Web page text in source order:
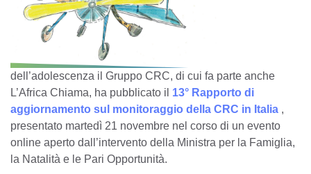
dell’adolescenza il Gruppo CRC, di cui fa parte anche
L’Africa Chiama, ha pubblicato il 13° Rapporto di
aggiornamento sul monitoraggio della CRC in Italia ,
presentato martedì 21 novembre nel corso di un evento
online aperto dall’intervento della Ministra per la Famiglia,
la Natalità e le Pari Opportunità.